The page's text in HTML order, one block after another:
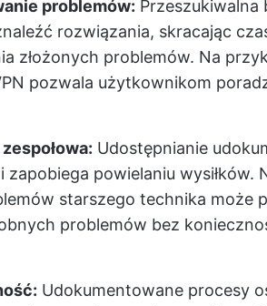
problemów: Przeszukiwalna
rozwiązania, skracając
złożonych problemów. Na
pozwala użytkownikom
Udostępnianie
zapobiega powielaniu wysiłków.
starszego technika może
problemów bez
Udokumentowane procesy